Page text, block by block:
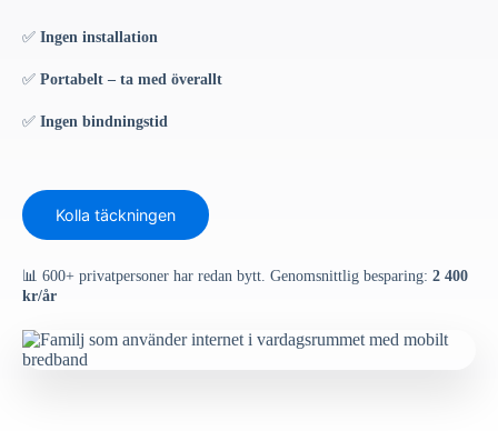
✅ Ingen installation
✅ Portabelt – ta med överallt
✅ Ingen bindningstid
Kolla täckningen
📊 600+ privatpersoner har redan bytt. Genomsnittlig besparing: 2 400
kr/år